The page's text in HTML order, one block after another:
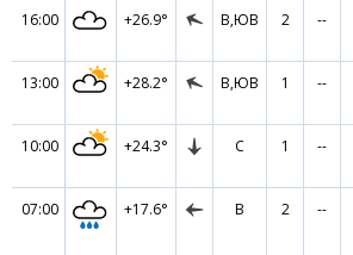
16:00 +26.9° В,ЮВ 2 --
13:00 +28.2° В,ЮВ 1 --
10:00 +24.3° С 1 --
07:00 +17.6° В 2 --